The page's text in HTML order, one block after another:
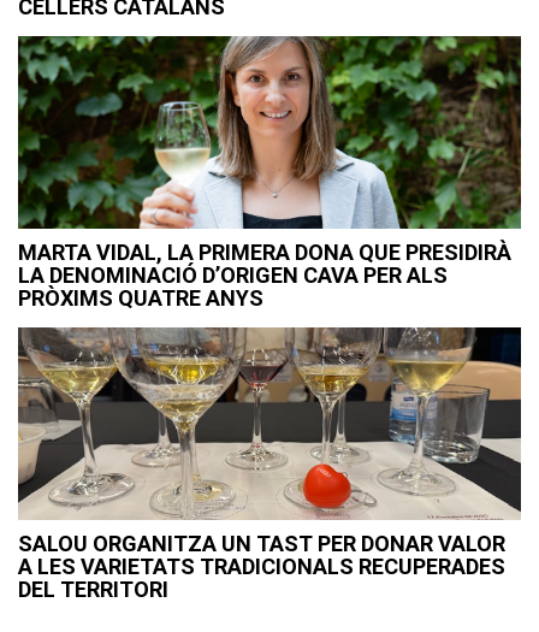
CELLERS CATALANS
MARTA VIDAL, LA PRIMERA DONA QUE PRESIDIRÀ
LA DENOMINACIÓ D’ORIGEN CAVA PER ALS
PRÒXIMS QUATRE ANYS
SALOU ORGANITZA UN TAST PER DONAR VALOR
A LES VARIETATS TRADICIONALS RECUPERADES
DEL TERRITORI